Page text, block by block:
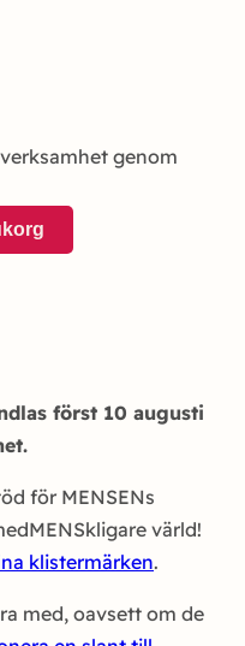
genom
först 10 augusti
för MENSENs
värld!
klistermärken.
med, oavsett om de